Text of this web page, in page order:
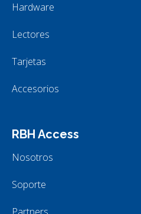
Hardware
Lectores
Tarjetas
Accesorios
RBH Access
Nosotros
Soporte